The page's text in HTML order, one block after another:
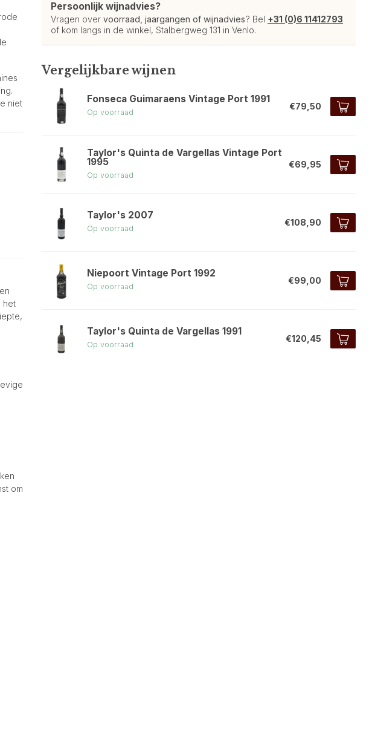
niet
het
om
Persoonlijk wijnadvies?
Vragen over voorraad, jaargangen of wijnadvies? Bel +31 (0)6 11412793
of kom langs in de winkel, Stalbergweg 131 in Venlo.
Vergelijkbare wijnen
Fonseca Guimaraens Vintage Port 1991
Op voorraad
€79,50
Taylor's Quinta de Vargellas Vintage Port
1995
Op voorraad
€69,95
Taylor's 2007
Op voorraad
€108,90
Niepoort Vintage Port 1992
Op voorraad
€99,00
Taylor's Quinta de Vargellas 1991
Op voorraad
€120,45